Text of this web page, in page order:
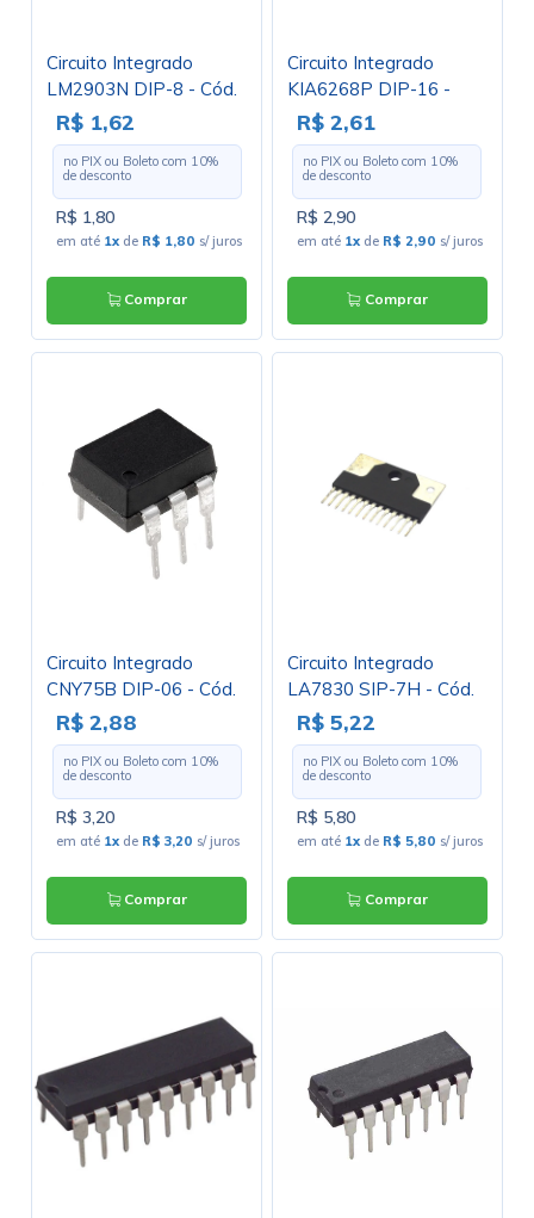
Circuito Integrado
LM2903N DIP-8 - Cód.
Loja 432
R$ 1,62
no PIX ou Boleto com 10%
de desconto
R$ 1,80
em até 1x de R$ 1,80 s/ juros
Comprar
Circuito Integrado
KIA6268P DIP-16 -
Cód. Loja 1443 -
Sanken
R$ 2,61
no PIX ou Boleto com 10%
de desconto
R$ 2,90
em até 1x de R$ 2,90 s/ juros
Comprar
Circuito Integrado
CNY75B DIP-06 - Cód.
Loja 1400
R$ 2,88
no PIX ou Boleto com 10%
de desconto
R$ 3,20
em até 1x de R$ 3,20 s/ juros
Comprar
Circuito Integrado
LA7830 SIP-7H - Cód.
Loja 3194 - NEC
R$ 5,22
no PIX ou Boleto com 10%
de desconto
R$ 5,80
em até 1x de R$ 5,80 s/ juros
Comprar